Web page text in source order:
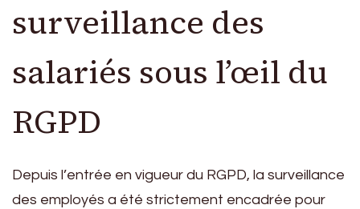
surveillance des
salariés sous l’œil du
RGPD
Depuis l’entrée en vigueur du RGPD, la surveillance
des employés a été strictement encadrée pour